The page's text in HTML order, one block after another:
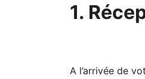
1.
A l’arrivée de